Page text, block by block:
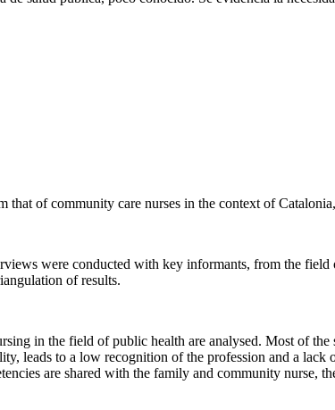
of community care nurses in the context of
were conducted with key informants, from the
of results.
in the field of public health are analysed. Most of
leads to a low recognition of the profession and a
are shared with the family and community nurse,